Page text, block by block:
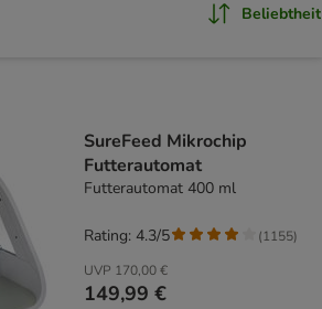
Beliebtheit
SureFeed Mikrochip
Futterautomat
Futterautomat 400 ml
UVP 170,00 €
149,99 €
Rating: 4.3/5 (1155)